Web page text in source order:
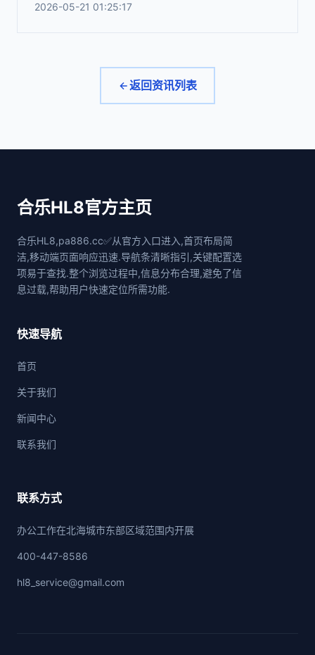
2026-05-21 01:25:17
返回资讯列表
合乐HL8官方主页
合乐HL8,pa886.cc✅从官方入口进入,首页布局简
洁,移动端页面响应迅速.导航条清晰指引,关键配置选
项易于查找.整个浏览过程中,信息分布合理,避免了信
息过载,帮助用户快速定位所需功能.
快速导航
首页
关于我们
新闻中心
联系我们
联系方式
办公工作在北海城市东部区域范围内开展
400-447-8586
hl8_service@gmail.com